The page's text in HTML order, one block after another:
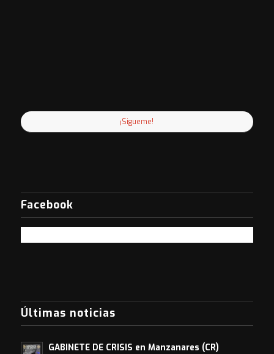
¡Sigueme!
Facebook
Últimas noticias
GABINETE DE CRISIS en Manzanares (CR)